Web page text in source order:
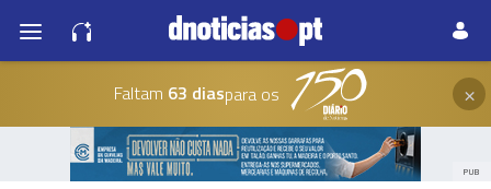
Faltam 63 diaspara os ×
PUB